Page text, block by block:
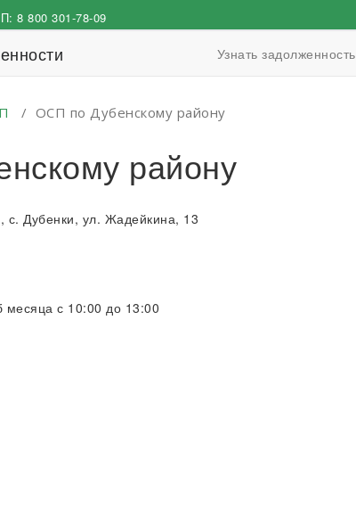
8 800 301-78-09
Узнать задолженность
/ ОСП по Дубенскому району
району
с. Дубенки, ул. Жадейкина, 13
месяца с 10:00 до 13:00